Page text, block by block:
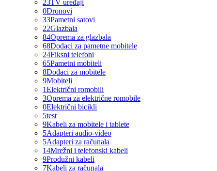
23TV uređaji
0Dronovi
33Pametni satovi
22Glazbala
84Oprema za glazbala
68Dodaci za pametne mobitele
24Fiksni telefoni
65Pametni mobiteli
8Dodaci za mobitele
9Mobiteli
1Električni romobili
3Oprema za električne romobile
0Električni bicikli
5test
9Kabeli za mobitele i tablete
5Adapteri audio-video
5Adapteri za računala
14Mrežni i telefonski kabeli
9Produžni kabeli
7Kabeli za računala